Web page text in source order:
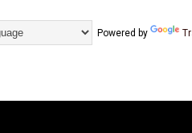
Powered by